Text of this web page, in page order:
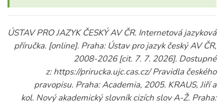
ÚSTAV PRO JAZYK ČESKÝ AV ČR. Internetová jazyková
příručka. [online]. Praha: Ústav pro jazyk český AV ČR,
2008-2026 [cit. 7. 7. 2026]. Dostupné
z: https://prirucka.ujc.cas.cz/ Pravidla českého
pravopisu. Praha: Academia, 2005. KRAUS, Jiří a
kol. Nový akademický slovník cizích slov A-Ž. Praha: